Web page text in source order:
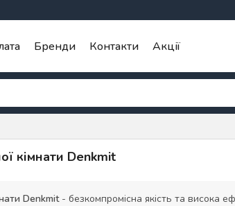
Бренди Контакти Акції
кімнати Denkmit
Denkmit- безкомпромісна якість та висока